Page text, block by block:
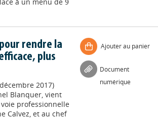
rendre la
plus
2017)
Blanquer, vient
professionnelle
Calvez, et au chef
Ajouter au panier
Document
numérique